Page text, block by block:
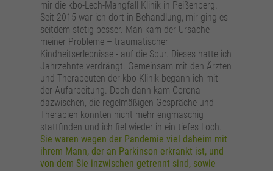
mir die kbo-Lech-Mangfall Klinik in Peißenberg.
Seit 2015 war ich dort in Behandlung, mir ging es
seitdem stetig besser. Man kam der Ursache
meiner Probleme – traumatischer
Kindheitserlebnisse - auf die Spur. Dieses hatte ich
Jahrzehnte verdrängt. Gemeinsam mit den Ärzten
und Therapeuten der kbo-Klinik begann ich mit
der Aufarbeitung. Doch dann kam Corona
dazwischen, die regelmäßigen Gespräche und
Therapien konnten nicht mehr engmaschig
stattfinden und ich fiel wieder in ein tiefes Loch.
Sie waren wegen der Pandemie viel daheim mit
ihrem Mann, der an Parkinson erkrankt ist, und
von dem Sie inzwischen getrennt sind, sowie